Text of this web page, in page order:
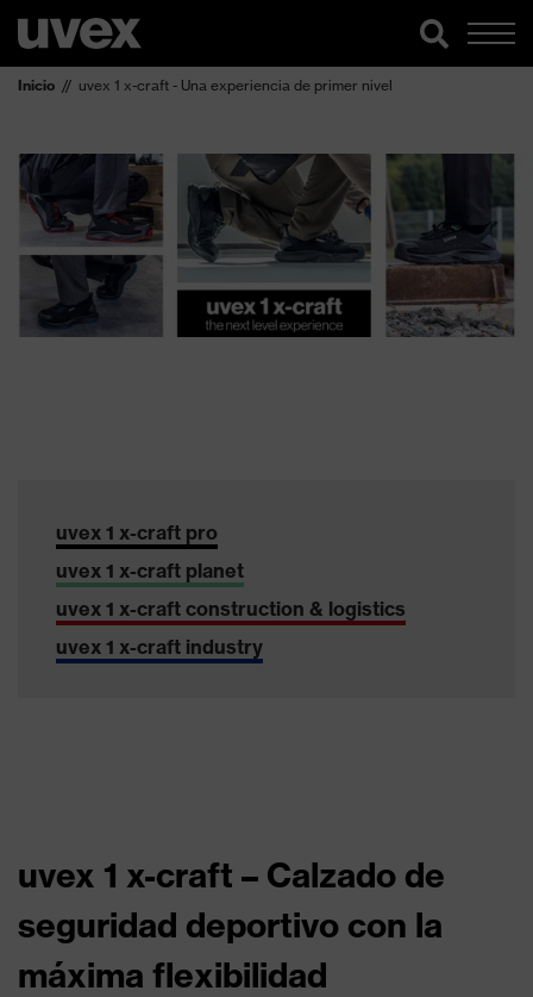
Inicio uvex 1 x-craft - Una experiencia de primer nivel
uvex 1 x-craft pro
uvex 1 x-craft planet
uvex 1 x-craft construction & logistics
uvex 1 x-craft industry
uvex 1 x-craft – Calzado de
seguridad deportivo con la
máxima flexibilidad